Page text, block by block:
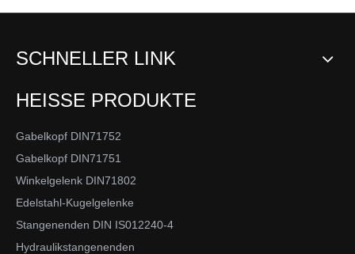
Zinklegierungskugelgel
SCHNELLER LINK
HEISSE PRODUKTE
Gabelkopf DIN71752
Gabelkopf DIN71751
Winkelgelenk DIN71802
Edelstahl-Kugelgelenke
Stangenenden DIN IS012240-4
Hydraulikstangenenden